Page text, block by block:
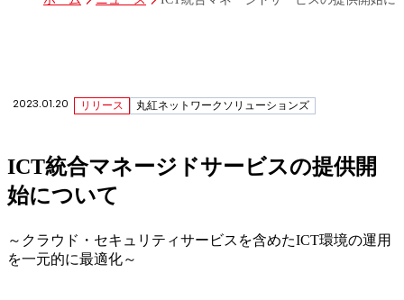
2023.01.20 リリース 丸紅ネットワークソリューションズ
ICT統合マネージドサービスの提供開
始について
～クラウド・セキュリティサービスを含めたICT環境の運用
を一元的に最適化～